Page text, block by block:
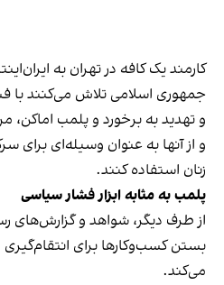
کارمند یک کافه در تهران به
جمهوری اسلامی تلاش می‌کنند با
و تهدید به برخورد و پلمب اماکن،
و از آنها به عنوان وسیله‌ای
زنان استفاده کنند.
پلمب به مثابه ابزار فشار سیاسی
از طرف دیگر، شواهد و گزارش‌های
بستن کسب‌وکارها برای
می‌کند.